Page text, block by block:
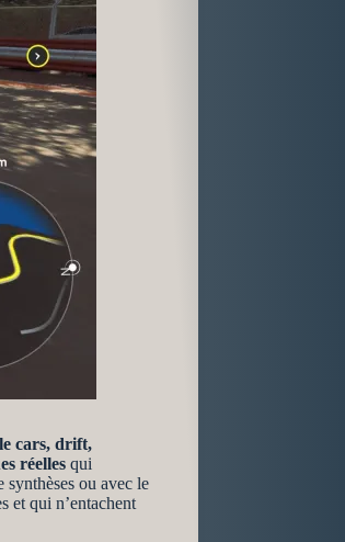
cars, drift,
réelles qui
synthèses ou avec le
et qui n’entachent